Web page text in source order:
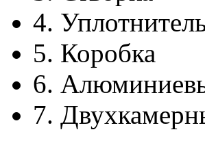
4.
5. Коробка
6.
7.